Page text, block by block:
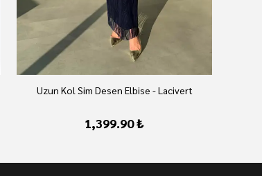
Uzun Kol Sim Desen Elbise - Lacivert
1,399.90 ₺